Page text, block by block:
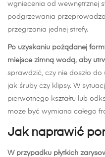
wgniecenia od wewnętrznej
podgrzewania
przegrzania jednej strefy.
Po uzyskaniu pożądanej
miejsce zimną wodą, aby
sprawdzić, czy nie doszło
jak śruby czy klipsy. W
pierwotnego kształtu lub
może być wymiana całego
Jak naprawić
W przypadku płytkich